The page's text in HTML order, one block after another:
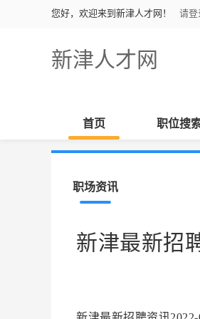
您好，欢迎来到新津人才网！ 请登
新津人才网
首页 职位搜
职场资讯
新津最新招